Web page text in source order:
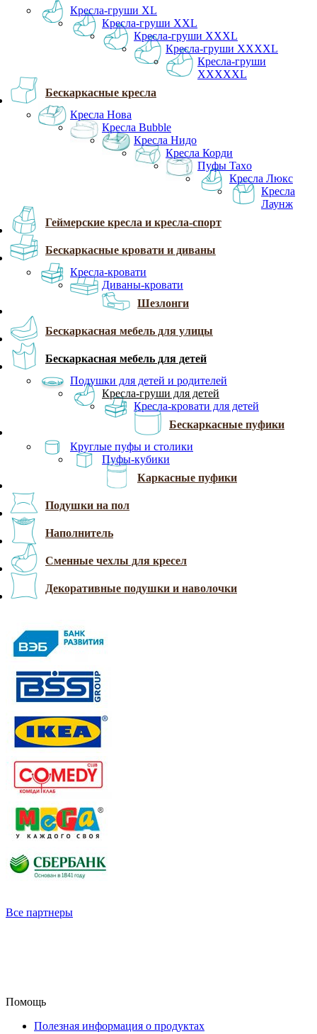
Кресла-груши XL
Кресла-груши XXL
Кресла-груши XXXL
Кресла-груши XXXXL
Кресла-груши
XXXXXL
Бескаркасные кресла
Кресла Нова
Кресла Bubble
Кресла Нидо
Кресла Корди
Пуфы Taxo
Кресла Люкс
Кресла
Лаунж
Геймерские кресла и кресла-спорт
Бескаркасные кровати и диваны
Кресла-кровати
Диваны-кровати
Шезлонги
Бескаркасная мебель для улицы
Бескаркасная мебель для детей
Подушки для детей и родителей
Кресла-груши для детей
Кресла-кровати для детей
Бескаркасные пуфики
Круглые пуфы и столики
Пуфы-кубики
Каркасные пуфики
Подушки на пол
Наполнитель
Сменные чехлы для кресел
Декоративные подушки и наволочки
Все партнеры
Помощь
Полезная информация о продуктах